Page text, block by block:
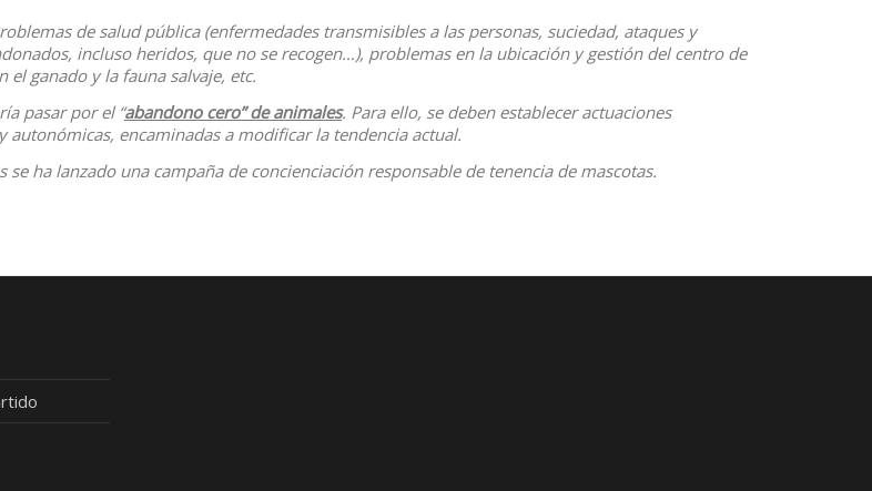
de salud pública (enfermedades transmisibles a las personas, suciedad, ataques y
incluso heridos, que no se recogen…), problemas en la ubicación y gestión del centro de
ganado y la fauna salvaje, etc.
pasar por el “abandono cero” de animales. Para ello, se deben establecer actuaciones
encaminadas a modificar la tendencia actual.
ha lanzado una campaña de concienciación responsable de tenencia de mascotas.